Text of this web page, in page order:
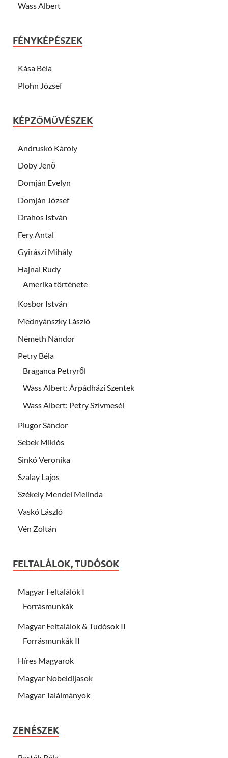
Wass Albert
FÉNYKÉPÉSZEK
Kása Béla
Plohn József
KÉPZŐMŰVÉSZEK
Andruskó Károly
Doby Jenő
Domján Evelyn
Domján József
Drahos István
Fery Antal
Gyirászi Mihály
Hajnal Rudy
Amerika története
Kosbor István
Mednyánszky László
Németh Nándor
Petry Béla
Braganca Petryről
Wass Albert: Árpádházi Szentek
Wass Albert: Petry Szívmeséi
Plugor Sándor
Sebek Miklós
Sinkó Veronika
Szalay Lajos
Székely Mendel Melinda
Vaskó László
Vén Zoltán
FELTALÁLOK, TUDÓSOK
Magyar Feltalálók I
Forrásmunkák
Magyar Feltalálok & Tudósok II
Forrásmunkák II
Híres Magyarok
Magyar Nobeldíjasok
Magyar Találmányok
ZENÉSZEK